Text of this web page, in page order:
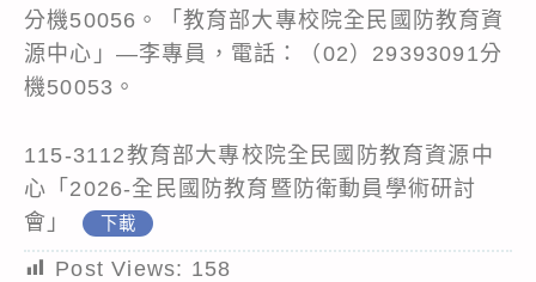
分機50056。「教育部大專校院全民國防教育資
源中心」―李專員，電話：（02）29393091分
機50053。
115-3112教育部大專校院全民國防教育資源中
心「2026-全民國防教育暨防衛動員學術研討
會」
下載
Post Views: 158